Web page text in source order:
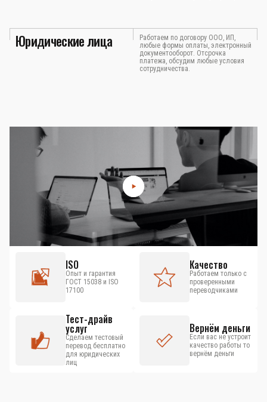
Юридические лица
Работаем по договору ООО, ИП,
любые формы оплаты, электронный
документооборот. Отсрочка
платежа, обсудим любые условия
сотрудничества.
ISO
Опыт и гарантия
ГОСТ 15038 и ISO
17100
Качество
Работаем только с
проверенными
переводчиками
Тест-драйв
услуг
Сделаем тестовый
перевод бесплатно
для юридических
лиц
Вернём деньги
Если вас не устроит
качество работы то
вернём деньги